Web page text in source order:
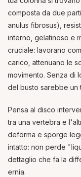
composta da due
anulus fibrosus),
interno, gelatinoso e
cruciale: lavorano
carico, attenuano le
movimento. Senza di
del busto sarebbe un
Pensa al disco
tra una vertebra e
deforma e sporge
intatto: non perde
dettaglio che fa la
ernia.